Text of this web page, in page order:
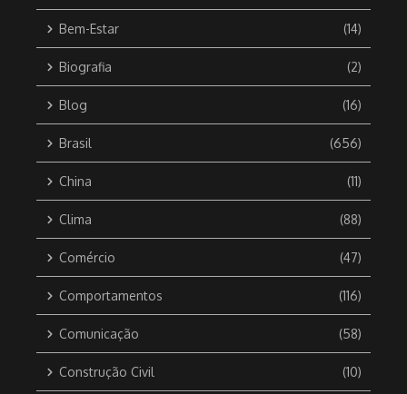
Bem-Estar (14)
Biografia (2)
Blog (16)
Brasil (656)
China (11)
Clima (88)
Comércio (47)
Comportamentos (116)
Comunicação (58)
Construção Civil (10)